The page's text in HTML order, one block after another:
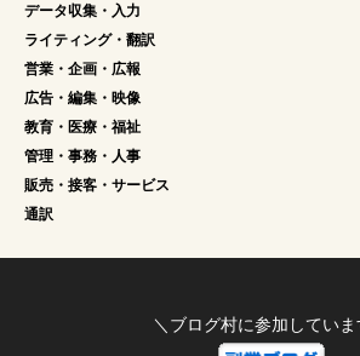
データ収集・入力
ライティング・翻訳
営業・企画・広報
広告・編集・映像
教育・医療・福祉
管理・事務・人事
販売・接客・サービス
通訳
＼ブログ村に参加していま